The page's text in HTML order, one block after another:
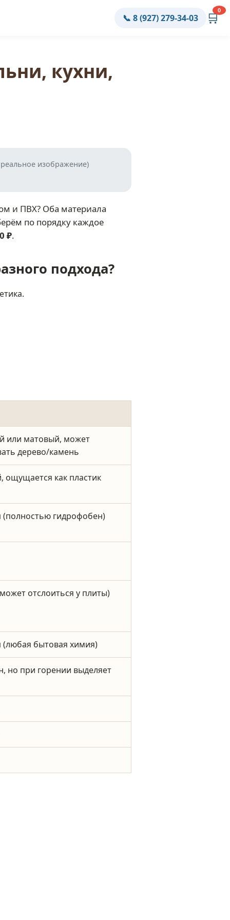
📞 8 (927) 279-34-03 🛒
0
кухни,
изображение)
и ПВХ? Оба материала
по порядку каждое
₽.
подхода?
или матовый, может
дерево/камень
ощущается как пластик
(полностью гидрофобен)
отслоиться у плиты)
(любая бытовая химия)
но при горении выделяет